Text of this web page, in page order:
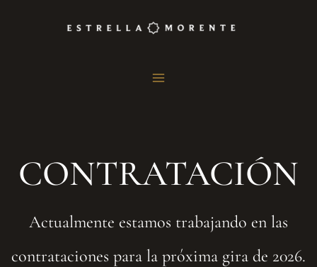
CONTRATACIÓN
Actualmente estamos trabajando en las
contrataciones para la próxima gira de 2026.